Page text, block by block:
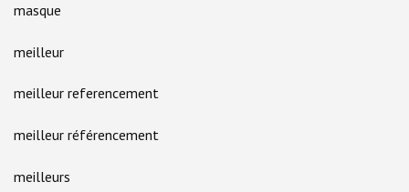
masque
meilleur
meilleur referencement
meilleur référencement
meilleurs